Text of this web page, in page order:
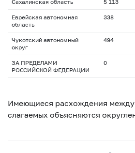
Сахалинская область 5 113
Еврейская автономная
область
338
Чукотский автономный
округ
494
ЗА ПРЕДЕЛАМИ
РОССИЙСКОЙ ФЕДЕРАЦИИ
0
Имеющиеся расхождения между
слагаемых объясняются